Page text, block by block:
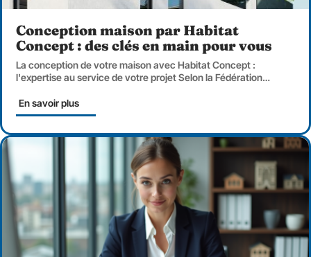
Conception maison par Habitat
Concept : des clés en main pour vous
La conception de votre maison avec Habitat Concept :
l'expertise au service de votre projet Selon la Fédération…
En savoir plus